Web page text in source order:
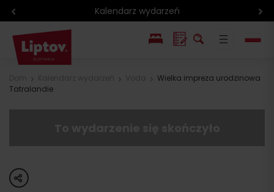
Region rowerowy
Wielka impreza urodzinowa
Tatralandie
share